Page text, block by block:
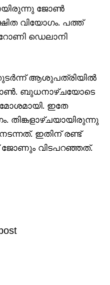
ജോൺ
വിയോഗം. പത്ത്
ഡെലാനി
ആശുപത്രിയിൽ
ബുധനാഴ്ചയോടെ
ഇതേ
തിങ്കളാഴ്ചയായിരുന്നു
ഇതിന് രണ്ട്
ജോണും വിടപറഞ്ഞത്.